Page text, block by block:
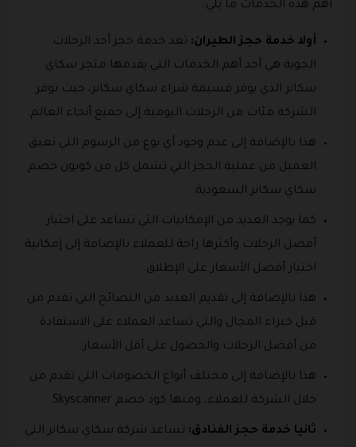
أهم هذه الخدمات ما يلي:
أولا خدمة حجز الطيران: تعد خدمة حجز أحد الرحلات
الجوية هي أحد أهم الخدمات التي يقدمها متجر سكاي
سكانر الذي يوفر قسيمة شراء سكاي سكانر، حيث توفر
الشركة مئات من الرحلات اليومية إلى جميع أنحاء العالم.
هذا بالإضافة إلى عدم وجود أي نوع من الرسوم التي تعيق
العميل من عملية الحجز التي تشمل كل من كوبون خصم
سكاي سكانر السعودية.
كما يوجد العديد من الإمكانيات التي تساعد على اختيار
أفضل الرحلات وأكثرها راحة للعملاء بالإضافة إلى إمكانية
اختيار أفضل الأسعار على الإطلاق.
هذا بالإضافة إلى تقديم العديد من النصائح التي تقدم من
قبل خبراء المجال والتي تساعد العملاء على الاستفادة
من أفضل الرحلات والحصول على أقل الأسعار.
هذا بالإضافة إلى مختلف أنواع الخصومات التي تقدم من
خلال الشركة للعملاء، ومنها كود خصم Skyscanner.
ثانيا خدمة حجز الفنادق: تساعد شركة سكاي سكانر التي